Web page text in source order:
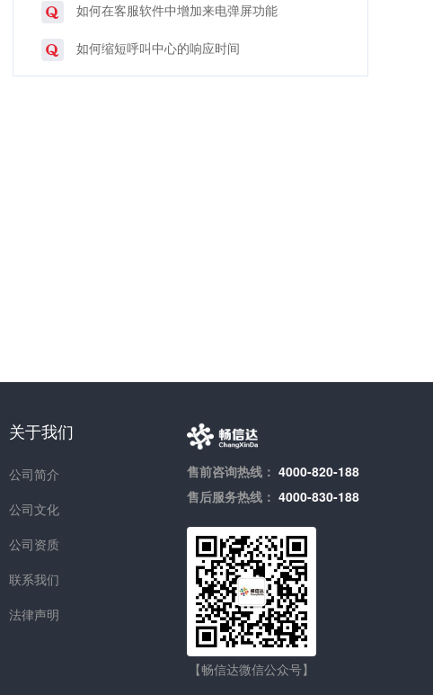
如何在客服软件中增加来电弹屏功能
如何缩短呼叫中心的响应时间
关于我们
公司简介
公司文化
公司资质
联系我们
法律声明
售前咨询热线： 4000-820-188
售后服务热线： 4000-830-188
【畅信达微信公众号】